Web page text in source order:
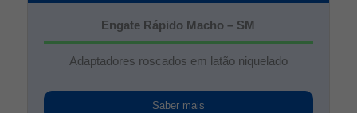
Engate Rápido Macho – SM
Adaptadores roscados em latão niquelado
Saber mais